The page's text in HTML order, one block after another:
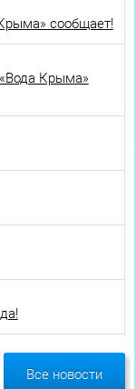
сообщает!
Крыма»
Все новости